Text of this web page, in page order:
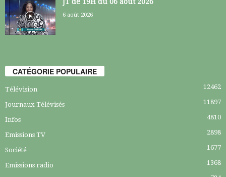
JT de 19H du 06 août 2026
6 août 2026
CATÉGORIE POPULAIRE
Télévision 12462
Journaux Télévisés 11897
Infos 4810
Emissions TV 2898
Société 1677
Emissions radio 1368